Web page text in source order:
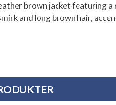
brown jacket featuring a
and long brown hair,